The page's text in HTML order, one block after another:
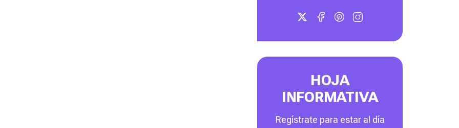
HOJA
INFORMATIVA
Regístrate para estar al día